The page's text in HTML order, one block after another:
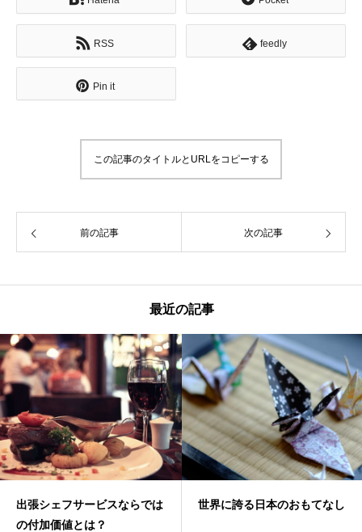
RSS feedly
Pin it
この記事のタイトルとURLをコピーする
前の記事 次の記事
最近の記事
出張シェフサービスならでは
の付加価値とは？
世界に誇る日本のおもてなし